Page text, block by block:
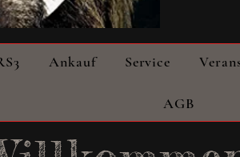
Ankauf Service
AGB